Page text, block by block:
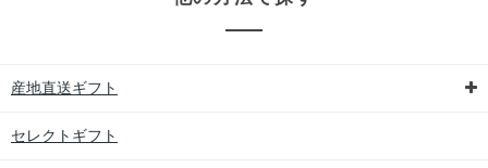
産地直送ギフト
セレクトギフト